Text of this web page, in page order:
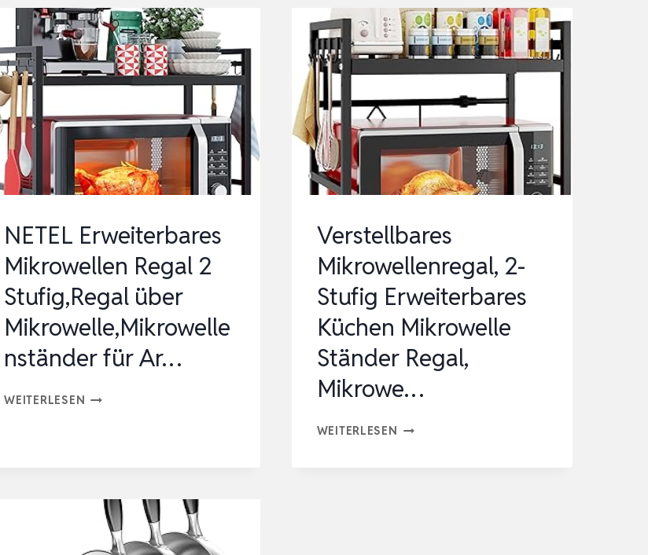
(2-
STUFIG)
|
REGAL
MIKROWELL…
STUFIGES
ERWEITERBARES
MIKROWELLENSTÄNDER
GEWÜRZREGAL
KÜCHEN-
ORGANIZER-
…
NETEL Erweiterbares
Mikrowellen Regal 2
Stufig,Regal über
Mikrowelle,Mikrowelle
nständer für Ar…
WEITERLESEN NETEL
STUFIG,REGAL
ÜBER
Verstellbares
Mikrowellenregal, 2-
Stufig Erweiterbares
Küchen Mikrowelle
Ständer Regal,
Mikrowe…
WEITERLESEN VERSTELLBARES